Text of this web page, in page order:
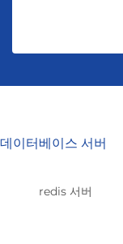
데이터베이스 서버
redis 서버